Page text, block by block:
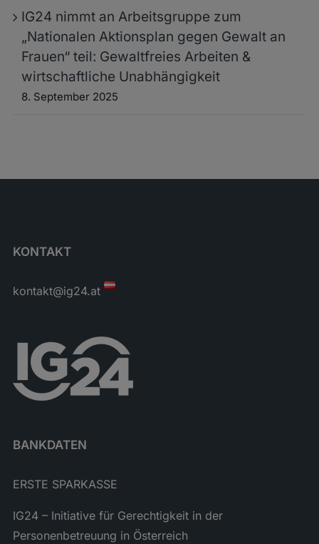
IG24 nimmt an Arbeitsgruppe zum
„Nationalen Aktionsplan gegen Gewalt an
Frauen“ teil: Gewaltfreies Arbeiten &
wirtschaftliche Unabhängigkeit
8. September 2025
KONTAKT
kontakt@ig24.at
BANKDATEN
ERSTE SPARKASSE
IG24 – Initiative für Gerechtigkeit in der
Personenbetreuung in Österreich